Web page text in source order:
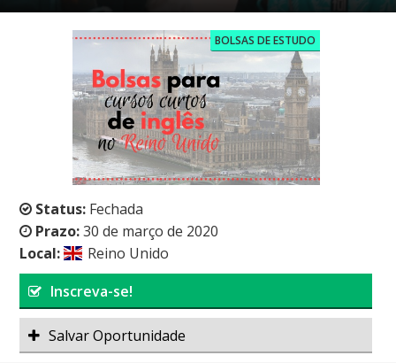
BOLSAS DE ESTUDO
Status: Fechada
Prazo:30 de março de 2020
Local:
Reino Unido
Inscreva-se!
Salvar Oportunidade